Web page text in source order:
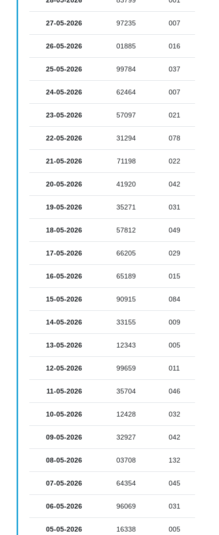
27-05-2026 97235 007
26-05-2026 01885 016
25-05-2026 99784 037
24-05-2026 62464 007
23-05-2026 57097 021
22-05-2026 31294 078
21-05-2026 71198 022
20-05-2026 41920 042
19-05-2026 35271 031
18-05-2026 57812 049
17-05-2026 66205 029
16-05-2026 65189 015
15-05-2026 90915 084
14-05-2026 33155 009
13-05-2026 12343 005
12-05-2026 99659 011
11-05-2026 35704 046
10-05-2026 12428 032
09-05-2026 32927 042
08-05-2026 03708 132
07-05-2026 64354 045
06-05-2026 96069 031
05-05-2026 16338 005